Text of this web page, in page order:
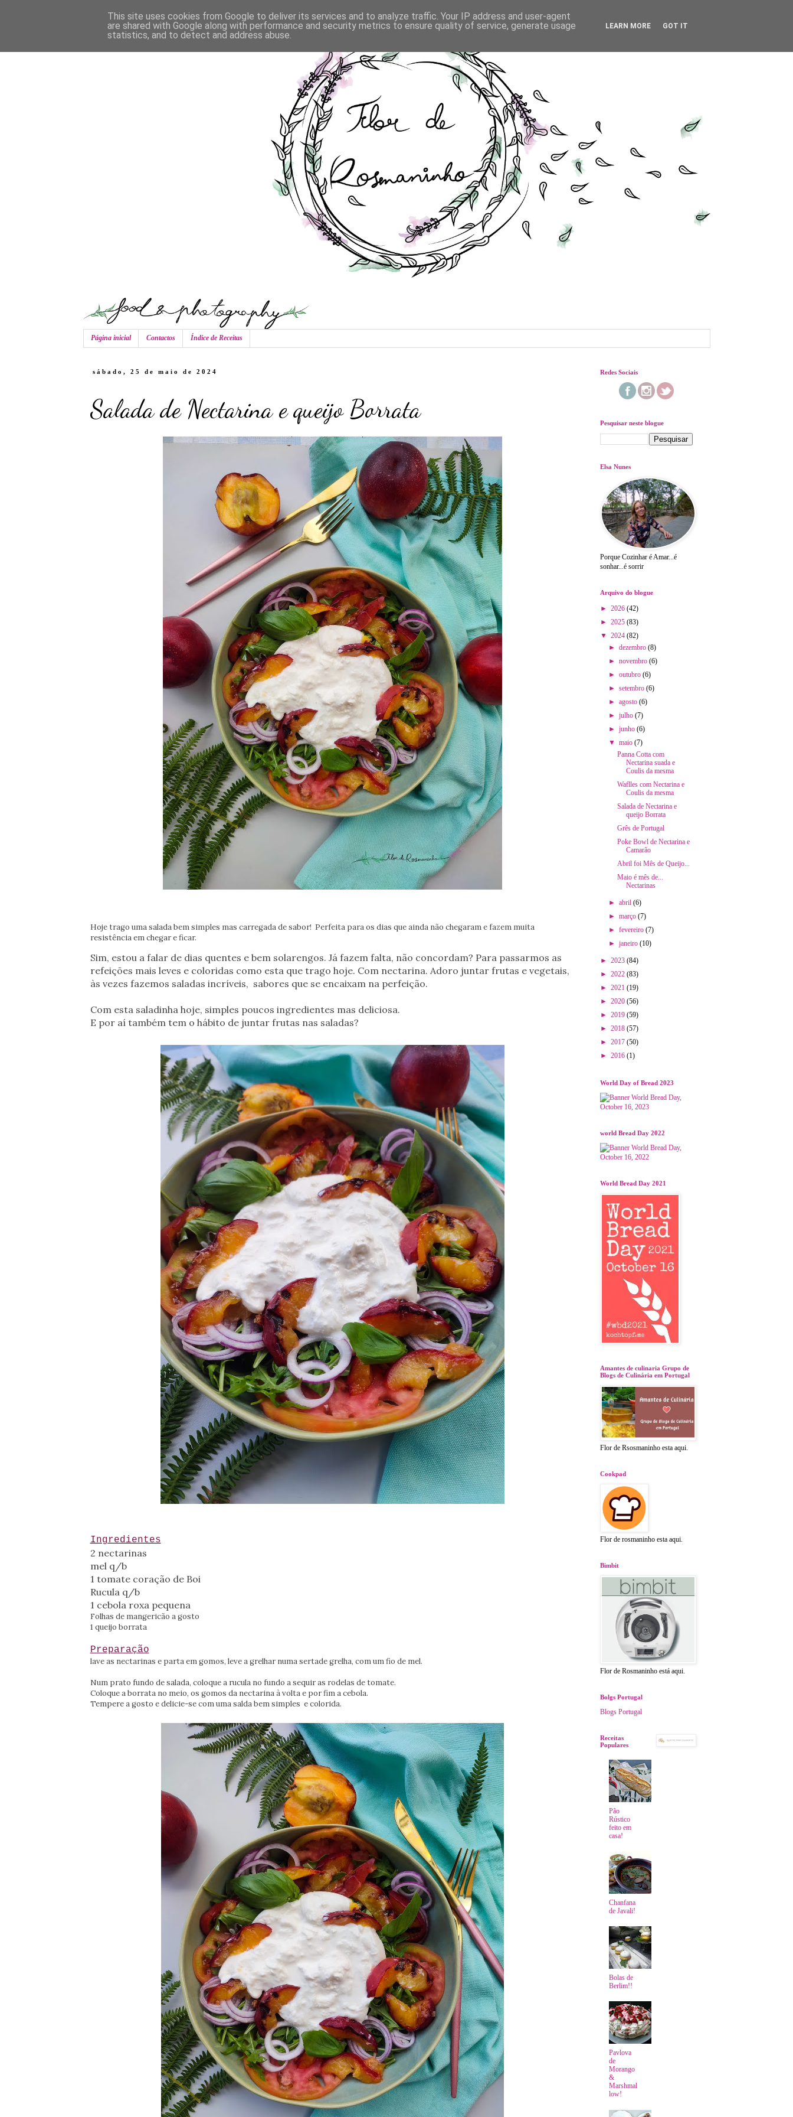
Página inicial Contactos Índice de Receitas
sábado, 25 de maio de 2024
Salada de Nectarina e queijo Borrata
Hoje trago uma salada bem simples mas carregada de sabor! Perfeita para os dias que ainda não chegaram e fazem muita
resistência em chegar e ficar.
Sim, estou a falar de dias quentes e bem solarengos. Já fazem falta, não concordam? Para passarmos as
refeições mais leves e coloridas como esta que trago hoje. Com nectarina. Adoro juntar frutas e vegetais,
às vezes fazemos saladas incríveis, sabores que se encaixam na perfeição.
Com esta saladinha hoje, simples poucos ingredientes mas deliciosa.
E por aí também tem o hábito de juntar frutas nas saladas?
Ingredientes
2 nectarinas
mel q/b
1 tomate coração de Boi
Rucula q/b
1 cebola roxa pequena
Folhas de mangericão a gosto
1 queijo borrata
Preparação
lave as nectarinas e parta em gomos, leve a grelhar numa sertade grelha, com um fio de mel.
Num prato fundo de salada, coloque a rucula no fundo a sequir as rodelas de tomate.
Coloque a borrata no meio, os gomos da nectarina à volta e por fim a cebola.
Tempere a gosto e delicie-se com uma salda bem simples e colorida.
Redes Sociais
Pesquisar neste blogue
Elsa Nunes
Porque Cozinhar é Amar...é
sonhar...é sorrir
Arquivo do blogue
► 2026 (42)
► 2025 (83)
▼ 2024 (82)
► dezembro (8)
► novembro (6)
► outubro (6)
► setembro (6)
► agosto (6)
► julho (7)
► junho (6)
▼ maio (7)
Panna Cotta com
Nectarina suada e
Coulis da mesma
Waflles com Nectarina e
Coulis da mesma
Salada de Nectarina e
queijo Borrata
Grês de Portugal
Poke Bowl de Nectarina e
Camarão
Abril foi Mês de Queijo...
Maio é mês de...
Nectarinas
► abril (6)
► março (7)
► fevereiro (7)
► janeiro (10)
► 2023 (84)
► 2022 (83)
► 2021 (19)
► 2020 (56)
► 2019 (59)
► 2018 (57)
► 2017 (50)
► 2016 (1)
World Day of Bread 2023
world Bread Day 2022
World Bread Day 2021
Amantes de culinaria Grupo de
Blogs de Culinária em Portugal
Flor de Rsosmaninho esta aqui.
Cookpad
Flor de rosmaninho esta aqui.
Bimbit
Flor de Rosmaninho está aqui.
Bolgs Portugal
Blogs Portugal
Receitas
Populares
Pão
Rústico
feito em
casa!
Chanfana
de Javali!
Bolas de
Berlim!!
Pavlova
de
Morango
&
Marshmal
low!
This site uses cookies from Google to deliver its services and to analyze traffic. Your IP address and user-agent
are shared with Google along with performance and security metrics to ensure quality of service, generate usage
statistics, and to detect and address abuse.
LEARN MORE GOT IT